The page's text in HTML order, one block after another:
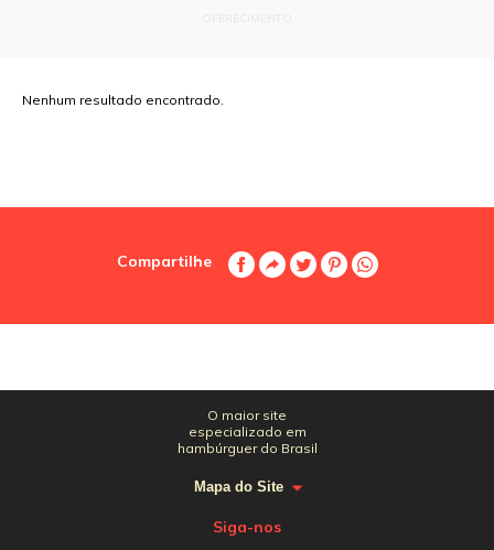
Nenhum resultado encontrado.
Compartilhe
O maior site
especializado em
hambúrguer do Brasil
Mapa do Site
Siga-nos